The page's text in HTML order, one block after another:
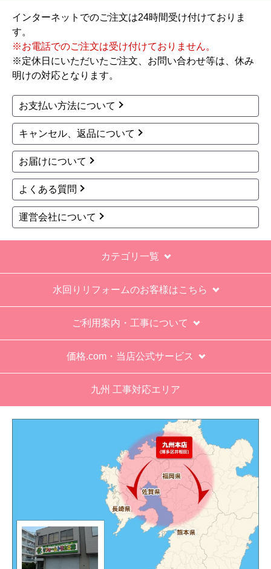
【その他感想・コメント】
１．５点は、少々工事が雑。
過去の業者で一番最低。良かった点は、ただ一
つ、愛想が良かったこと。
なにかも分からない。少々不安である。
工事後は、初期設定や取り扱いの説明もなく、慌
てて引き上げる感じ。
保障期間の説明もHPとは違った。８年保証にして
いるがメーカー保証が３年追加になり１１年と説
明があった。HPにはメーカー保証期間も８年に含
むとなっていたが、どちらが正しいか分からな
が悪かったが室外機の荷揚げを手伝った。もし、
客先が高齢の女性だったらどうしたのか疑問。
エアコン専門の担当べつにもう一人来て欲しかっ
た。
メールだとは知らず、確認できなかった。
エアコンが２００V対応型だが、同じ２００Vでも
業務用なのでコンセントの形状が違い、途中で工
事業者が買いに行く始末。注文時に形状の確認も
別の部屋もお願いしたいと考えていたが、少々不
akagenoane
インターネットでのご注文は24時間受け付けておりま
す。
※お電話でのご注文は受け付けておりません。
※定休日にいただいたご注文、お問い合わせ等は、休み
明けの対応となります。
お支払い方法について
キャンセル、返品について
お届けについて
よくある質問
運営会社について
カテゴリ一覧
水回りリフォームのお客様はこちら
ご利用案内・工事について
価格.com・当店公式サービス
九州 工事対応エリア